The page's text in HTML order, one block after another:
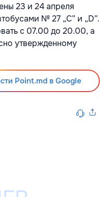
23 и 24 апреля
№ 27 „C” и „D”.
с 07.00 до 20.00, а
утвержденному
Point.md в Google